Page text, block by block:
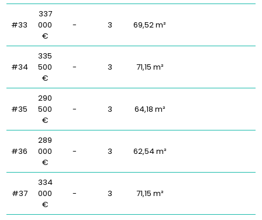
#33
337
000
€
- 3 69,52 m²
#34
335
500
€
- 3 71,15 m²
#35
290
500
€
- 3 64,18 m²
#36
289
000
€
- 3 62,54 m²
#37
334
000
€
- 3 71,15 m²